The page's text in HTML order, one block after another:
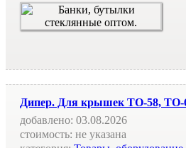
Дипер. Для крышек ТО-58, ТО-
добавлено: 03.08.2026
стоимость: не указана